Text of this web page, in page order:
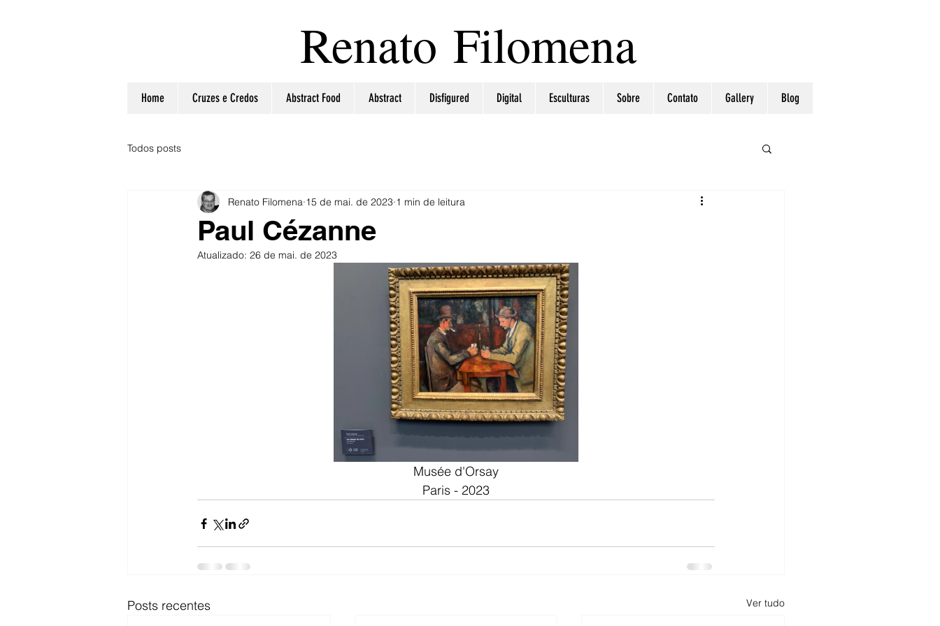
Renato Filomena
Home Cruzes e Credos Abstract Food Abstract Disfigured Digital Esculturas Sobre Contato Gallery Blog
Todos posts
Paul Cézanne
Renato Filomena 15 de mai. de 2023 1 min de leitura
Atualizado: 26 de mai. de 2023
Musée d'Orsay
Paris - 2023
Posts recentes Ver tudo